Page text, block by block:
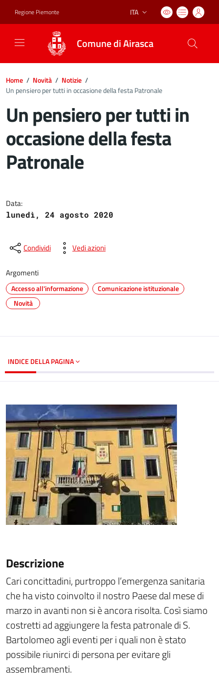
Regione Piemonte Lingua attiva:
ITA
Comune di Airasca
Home / Novità / Notizie /
Un pensiero per tutti in occasione della festa Patronale
Un pensiero per tutti in
occasione della festa
Patronale
Data:
lunedì, 24 agosto 2020
Condividi Vedi azioni
Argomenti
Accesso all'informazione
Comunicazione istituzionale
Novità
INDICE DELLA PAGINA
Descrizione
Cari concittadini, purtroppo l’emergenza sanitaria
che ha visto coinvolto il nostro Paese dal mese di
marzo in avanti non si è ancora risolta. Così siamo
costretti ad aggiungere la festa patronale di S.
Bartolomeo agli eventi per i quali non è stato
possibile riunirci di persona per evitare gli
assembramenti.